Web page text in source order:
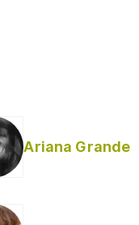
Ariana Grande